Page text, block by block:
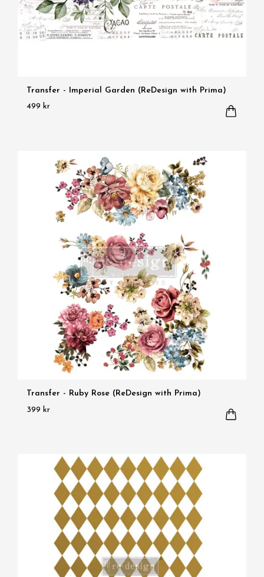
Transfer - Imperial Garden (ReDesign with Prima)
499 kr
Transfer - Ruby Rose (ReDesign with Prima)
399 kr